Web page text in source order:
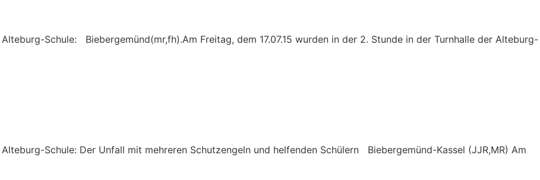
Schule: Biebergemünd(mr,fh).Am Freitag, dem 17.07.15 wurden in der 2. Stunde in der Turnhalle der Alteburg-
Schule: Der Unfall mit mehreren Schutzengeln und helfenden Schülern Biebergemünd-Kassel (JJR,MR) Am